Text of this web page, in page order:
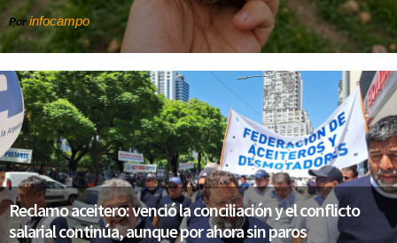
Por infocampo
Reclamo aceitero: venció la conciliación y el conflicto
salarial continúa, aunque por ahora sin paros